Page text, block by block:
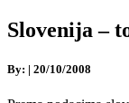
Slovenija –
By: | 20/10/2008